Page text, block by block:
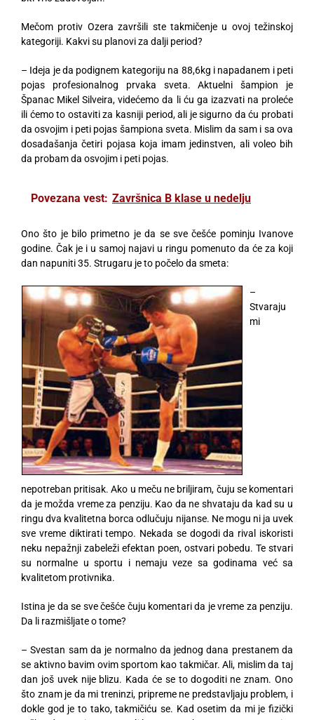
Mečom protiv Ozera završili ste takmičenje u ovoj težinskoj
kategoriji. Kakvi su planovi za dalji period?
– Ideja je da podignem kategoriju na 88,6kg i napadanem i peti
pojas profesionalnog prvaka sveta. Aktuelni šampion je
Španac Mikel Silveira, videćemo da li ću ga izazvati na proleće
ili ćemo to ostaviti za kasniji period, ali je sigurno da ću probati
da osvojim i peti pojas šampiona sveta. Mislim da sam i sa ova
dosadašanja četiri pojasa koja imam jedinstven, ali voleo bih
da probam da osvojim i peti pojas.
Povezana vest: Završnica B klase u nedelju
Ono što je bilo primetno je da se sve češće pominju Ivanove
godine. Čak je i u samoj najavi u ringu pomenuto da će za koji
dan napuniti 35. Strugaru je to počelo da smeta:
–
Stvaraju
mi
nepotreban pritisak. Ako u meču ne briljiram, čuju se komentari
da je možda vreme za penziju. Kao da ne shvataju da kad su u
ringu dva kvalitetna borca odlučuju nijanse. Ne mogu ni ja uvek
sve vreme diktirati tempo. Nekada se dogodi da rival iskoristi
neku nepažnji zabeleži efektan poen, ostvari pobedu. Te stvari
su normalne u sportu i nemaju veze sa godinama već sa
kvalitetom protivnika.
Istina je da se sve češće čuju komentari da je vreme za penziju.
Da li razmišljate o tome?
– Svestan sam da je normalno da jednog dana prestanem da
se aktivno bavim ovim sportom kao takmičar. Ali, mislim da taj
dan još uvek nije blizu. Kada će se to dogoditi ne znam. Ono
što znam je da mi treninzi, pripreme ne predstavljaju problem, i
dokle god je to tako, takmičiću se. Kad osetim da mi je fizički